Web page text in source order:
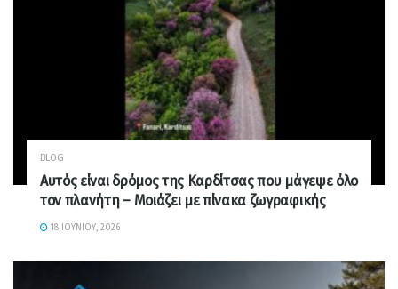
BLOG
Αυτός είναι δρόμος της Καρδίτσας που μάγεψε όλο
τον πλανήτη – Μοιάζει με πίνακα ζωγραφικής
18 ΙΟΥΝΊΟΥ, 2026